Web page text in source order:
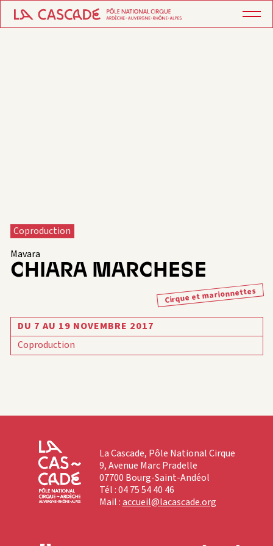
Coproduction
Mavara
CHIARA MARCHESE
Cirque et marionnettes
DU 7 AU 19 NOVEMBRE 2017
Coproduction
La Cascade, Pôle National Cirque
9, Avenue Marc Pradelle
07700 Bourg-Saint-Andéol
Tél : 04 75 54 40 46
Mail :accueil@lacascade.org